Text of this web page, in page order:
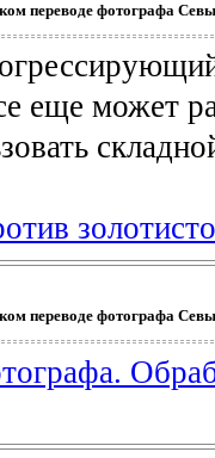
переводе фотографа
еще может
переводе фотографа